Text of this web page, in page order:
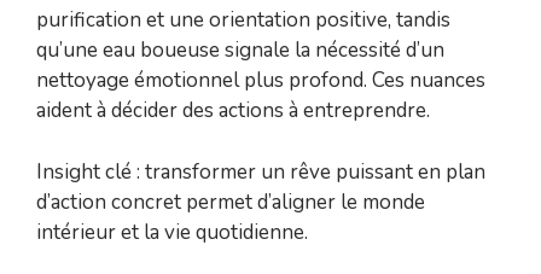
purification et une orientation positive, tandis
qu’une eau boueuse signale la nécessité d’un
nettoyage émotionnel plus profond. Ces nuances
aident à décider des actions à entreprendre.
Insight clé : transformer un rêve puissant en plan
d’action concret permet d’aligner le monde
intérieur et la vie quotidienne.